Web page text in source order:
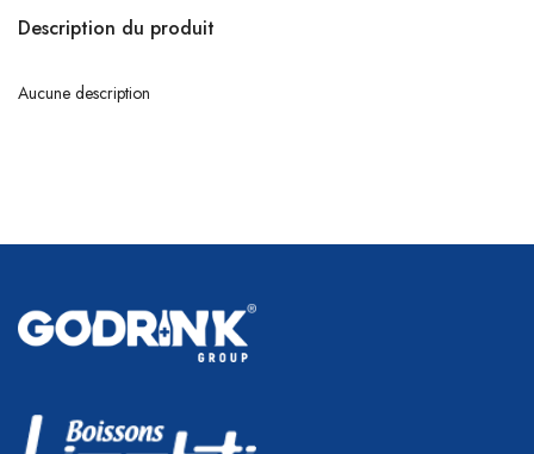
Description du produit
Aucune description